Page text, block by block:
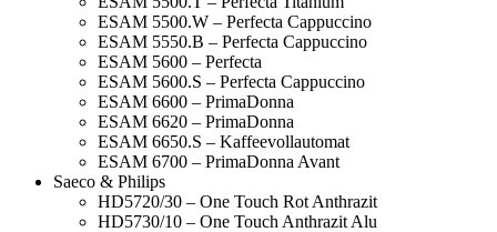
ESAM 5500.W – Perfecta Cappuccino
ESAM 5550.B – Perfecta Cappuccino
ESAM 5600 – Perfecta
ESAM 5600.S – Perfecta Cappuccino
ESAM 6600 – PrimaDonna
ESAM 6620 – PrimaDonna
ESAM 6650.S – Kaffeevollautomat
ESAM 6700 – PrimaDonna Avant
Saeco & Philips
HD5720/30 – One Touch Rot Anthrazit
HD5730/10 – One Touch Anthrazit Alu